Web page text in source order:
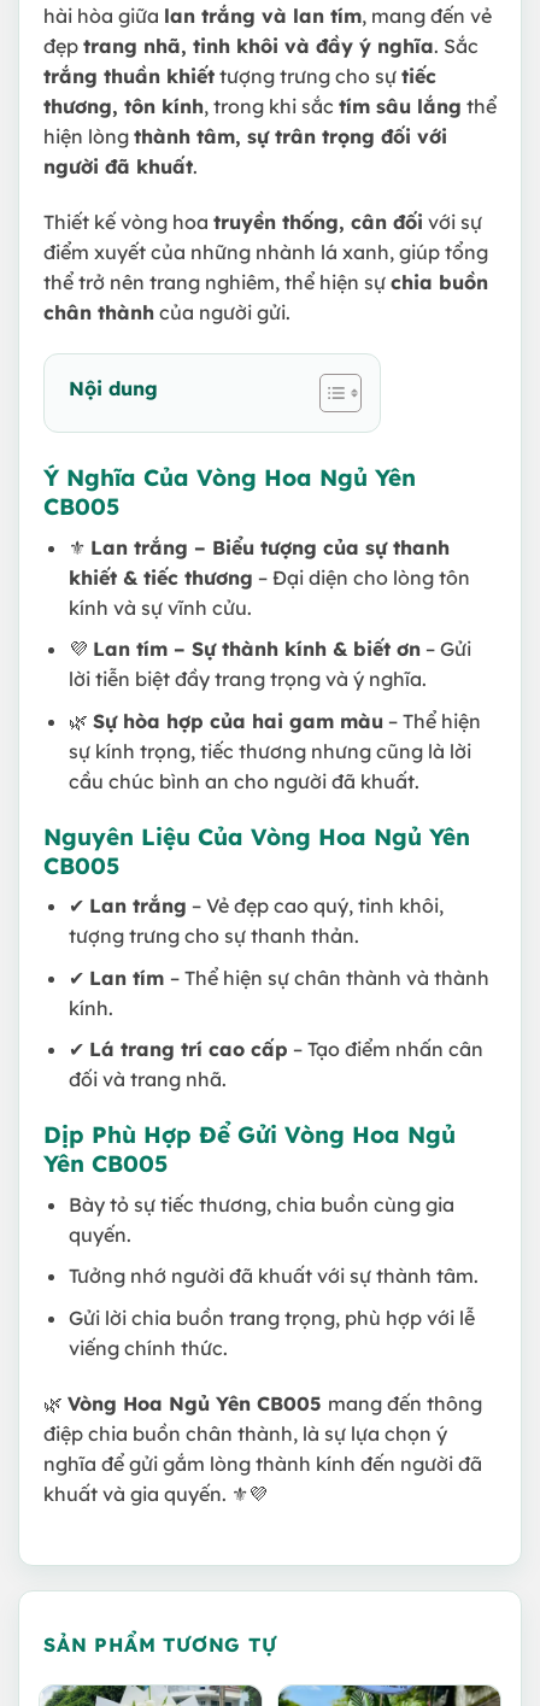
hài hòa giữa lan trắng và lan tím, mang đến vẻ
đẹp trang nhã, tinh khôi và đầy ý nghĩa. Sắc
trắng thuần khiết tượng trưng cho sự tiếc
thương, tôn kính, trong khi sắc tím sâu lắng thể
hiện lòng thành tâm, sự trân trọng đối với
người đã khuất.
Thiết kế vòng hoa truyền thống, cân đối với sự
điểm xuyết của những nhành lá xanh, giúp tổng
thể trở nên trang nghiêm, thể hiện sự chia buồn
chân thành của người gửi.
Nội dung
Ý Nghĩa Của Vòng Hoa Ngủ Yên
CB005
⚜️ Lan trắng – Biểu tượng của sự thanh
khiết & tiếc thương – Đại diện cho lòng tôn
kính và sự vĩnh cửu.
💜 Lan tím – Sự thành kính & biết ơn– Gửi
lời tiễn biệt đầy trang trọng và ý nghĩa.
🌿 Sự hòa hợp của hai gam màu– Thể hiện
sự kính trọng, tiếc thương nhưng cũng là lời
cầu chúc bình an cho người đã khuất.
Nguyên Liệu Của Vòng Hoa Ngủ Yên
CB005
✔ Lan trắng – Vẻ đẹp cao quý, tinh khôi,
tượng trưng cho sự thanh thản.
✔ Lan tím – Thể hiện sự chân thành và thành
kính.
✔ Lá trang trí cao cấp – Tạo điểm nhấn cân
đối và trang nhã.
Dịp Phù Hợp Để Gửi Vòng Hoa Ngủ
Yên CB005
Bày tỏ sự tiếc thương, chia buồn cùng gia
quyến.
Tưởng nhớ người đã khuất với sự thành tâm.
Gửi lời chia buồn trang trọng, phù hợp với lễ
viếng chính thức.
🌿 Vòng Hoa Ngủ Yên CB005 mang đến thông
điệp chia buồn chân thành, là sự lựa chọn ý
nghĩa để gửi gắm lòng thành kính đến người đã
khuất và gia quyến. ⚜️💜
SẢN PHẨM TƯƠNG TỰ